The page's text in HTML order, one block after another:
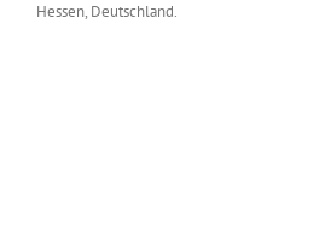
Hessen, Deutschland.